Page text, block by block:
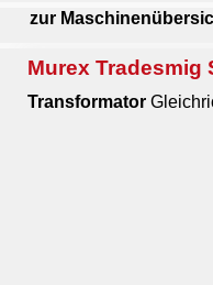
zur
Murex Tradesmig
Transformator